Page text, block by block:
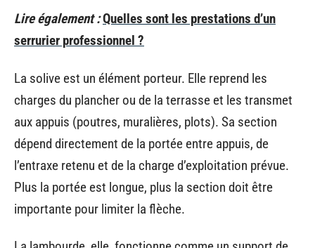
Lire également :Quelles sont les prestations d’un
serrurier professionnel ?
La solive est un élément porteur. Elle reprend les
charges du plancher ou de la terrasse et les transmet
aux appuis (poutres, muralières, plots). Sa section
dépend directement de la portée entre appuis, de
l’entraxe retenu et de la charge d’exploitation prévue.
Plus la portée est longue, plus la section doit être
importante pour limiter la flèche.